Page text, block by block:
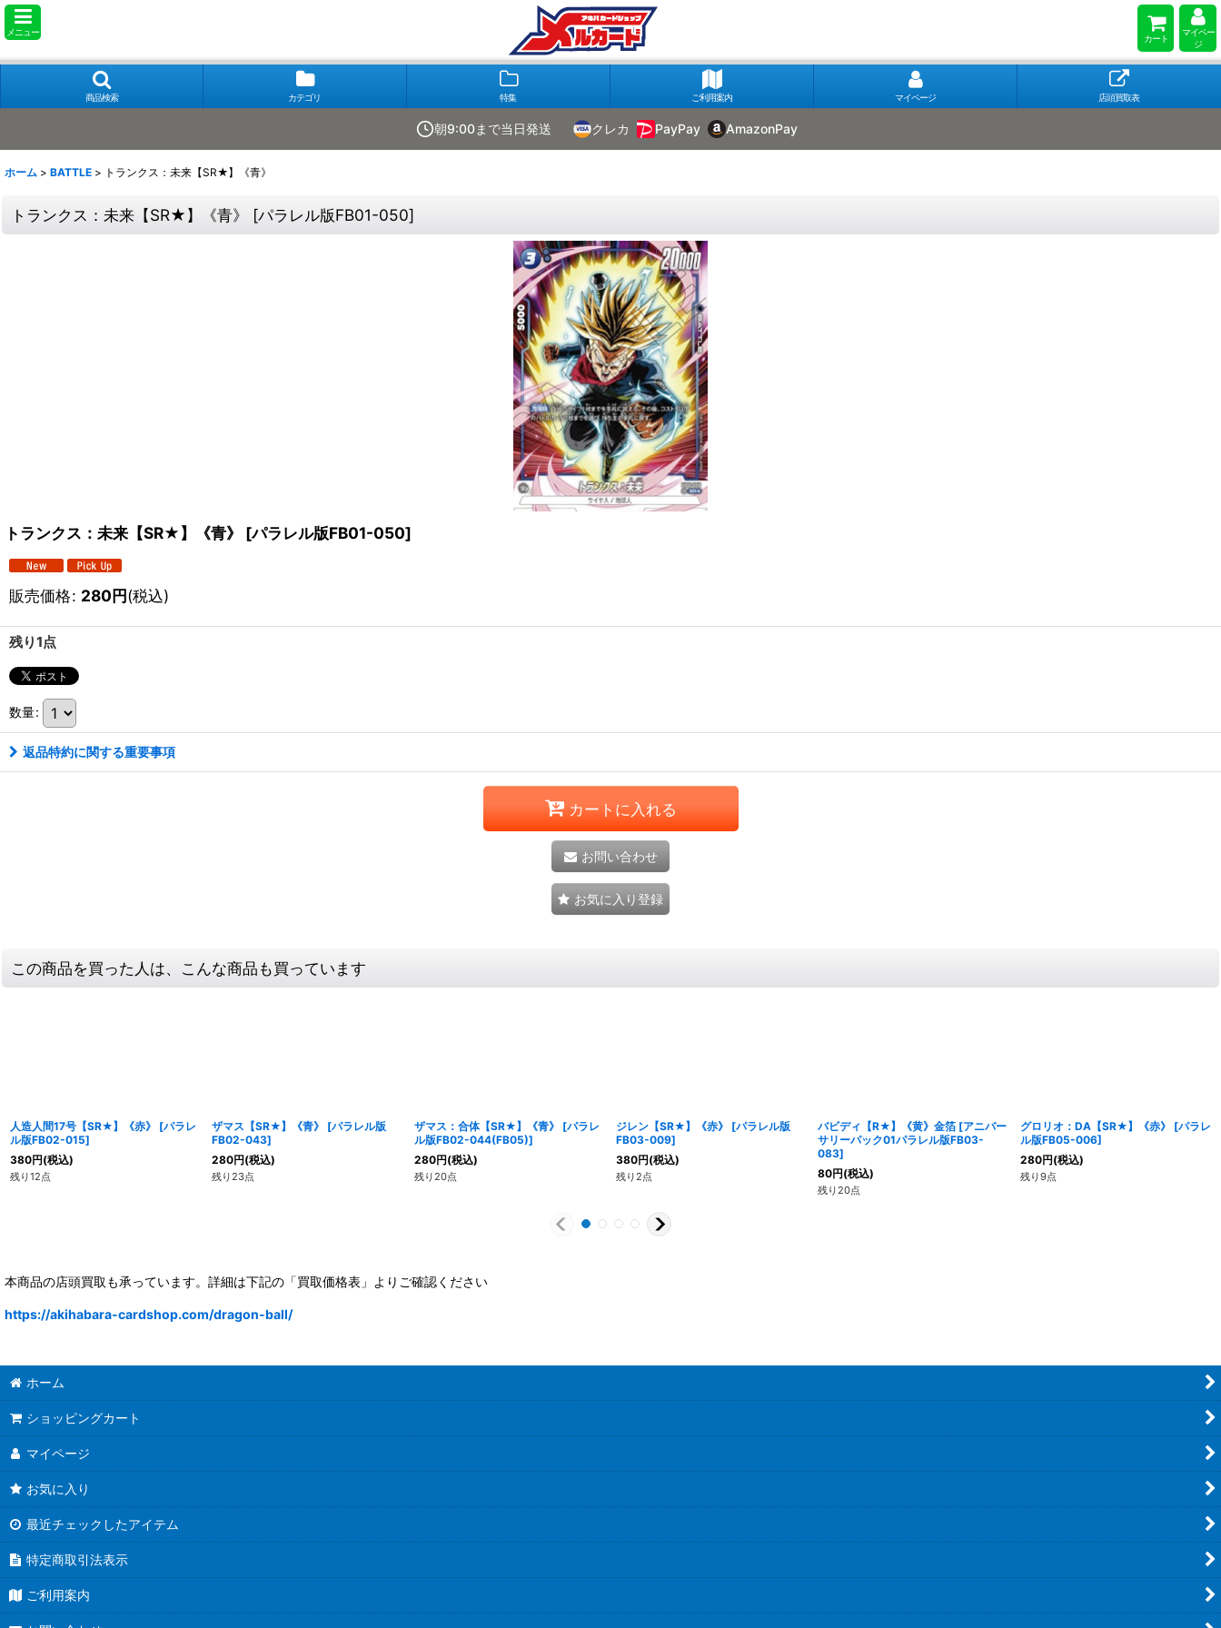
メニュー
カート
マイペー
ジ
商品検索 カテゴリ 特集 ご利用案内 マイページ 店頭買取表
朝9:00まで当日発送 クレカ PayPay AmazonPay
ホーム > BATTLE > トランクス：未来【SR★】《青》
トランクス：未来【SR★】《青》 [パラレル版FB01-050]
トランクス：未来【SR★】《青》 [パラレル版FB01-050]
販売価格: 280円(税込)
残り1点
数量:
返品特約に関する重要事項
カートに入れる
お問い合わせ
お気に入り登録
この商品を買った人は、こんな商品も買っています
人造人間17号【SR★】《赤》 [パラレ
ル版FB02-015]
380円(税込)
残り12点
ザマス【SR★】《青》 [パラレル版
FB02-043]
280円(税込)
残り23点
ザマス：合体【SR★】《青》 [パラレ
ル版FB02-044(FB05)]
280円(税込)
残り20点
ジレン【SR★】《赤》 [パラレル版
FB03-009]
380円(税込)
残り2点
バビディ【R★】《黄》金箔 [アニバー
サリーパック01パラレル版FB03-
083]
80円(税込)
残り20点
グロリオ：DA【SR★】《赤》 [パラレ
ル版FB05-006]
280円(税込)
残り9点
本商品の店頭買取も承っています。詳細は下記の「買取価格表」よりご確認ください
https://akihabara-cardshop.com/dragon-ball/
ホーム
ショッピングカート
マイページ
お気に入り
最近チェックしたアイテム
特定商取引法表示
ご利用案内